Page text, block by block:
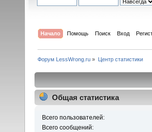
Начало Помощь Поиск Вход
Форум LessWrong.ru » Центр статистики
Общая статистика
Всего пользователей:
Всего сообщений: